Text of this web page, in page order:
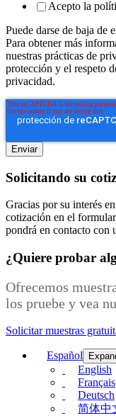
Acepto la
Puede darse de baja de
Para obtener más
nuestras prácticas de
protección y el respeto
privacidad.
Solicitando su
Gracias por su interés
cotización en el
pondrá en contacto con
¿Quiere probar
Ofrecemos
los pruebe y vea
Solicitar muestras
Español
English
Français
Deutsch
简体中